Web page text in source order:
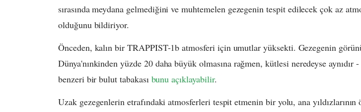
sırasında meydana gelmediğini ve muhtemelen gezegenin tespit edilecek çok az
olduğunu bildiriyor.
Önceden, kalın bir TRAPPIST-1b atmosferi için umutlar yüksekti. Gezegenin
Dünya'nınkinden yüzde 20 daha büyük olmasına rağmen, kütlesi neredeyse aynıdır
benzeri bir bulut tabakası bunu açıklayabilir.
Uzak gezegenlerin etrafındaki atmosferleri tespit etmenin bir yolu, ana yıldızlarının